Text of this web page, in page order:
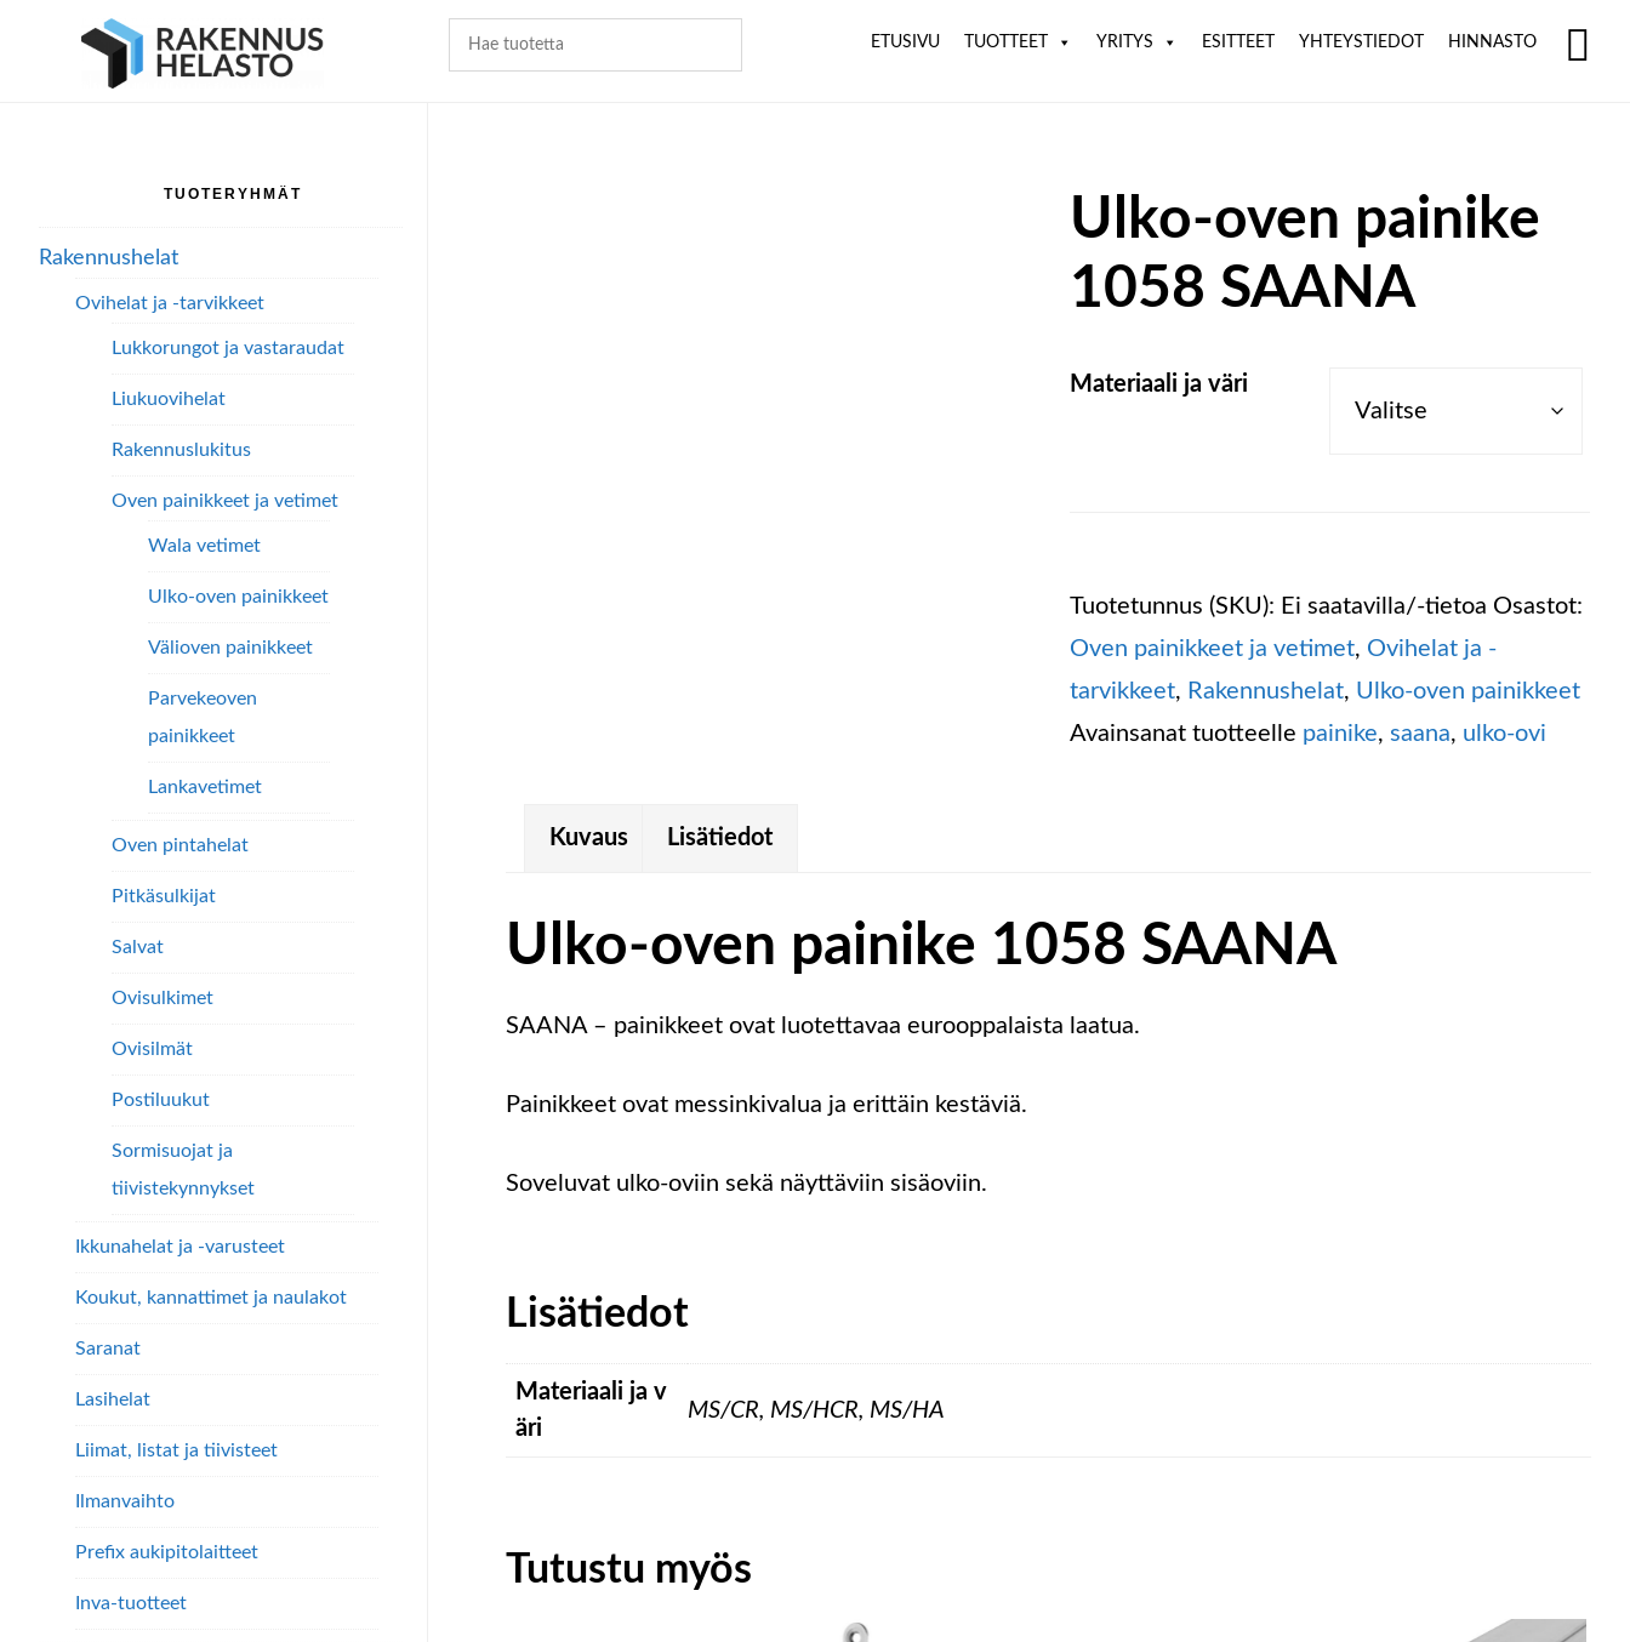
pääsisältöön
ensisijaiseen
alatunnisteeseen
ETUSIVU TUOTTEET YRITYS ESITTEET YHTEYSTIEDOT HINNASTO
Ulko-oven painike
1058 SAANA
Materiaali ja väri
Tuotetunnus (SKU): Ei saatavilla/-tietoa Osastot:
Oven painikkeet ja vetimet, Ovihelat ja -
tarvikkeet, Rakennushelat, Ulko-oven painikkeet
Avainsanat tuotteelle painike,saana, ulko-ovi
Kuvaus Lisätiedot
Ulko-oven painike 1058 SAANA
SAANA – painikkeet ovat luotettavaa eurooppalaista laatua.
Painikkeet ovat messinkivalua ja erittäin kestäviä.
Soveluvat ulko-oviin sekä näyttäviin sisäoviin.
Lisätiedot
Materiaali ja v
äri
MS/CR, MS/HCR, MS/HA
Tutustu myös
Ensisijainen
sivupalkki
TUOTERYHMÄT
Rakennushelat
Ovihelat ja -tarvikkeet
Lukkorungot ja vastaraudat
Liukuovihelat
Rakennuslukitus
Oven painikkeet ja vetimet
Wala vetimet
Ulko-oven painikkeet
Välioven painikkeet
Parvekeoven
painikkeet
Lankavetimet
Oven pintahelat
Pitkäsulkijat
Salvat
Ovisulkimet
Ovisilmät
Postiluukut
Sormisuojat ja
tiivistekynnykset
Ikkunahelat ja -varusteet
Koukut, kannattimet ja naulakot
Saranat
Lasihelat
Liimat, listat ja tiivisteet
Ilmanvaihto
Prefix aukipitolaitteet
Inva-tuotteet